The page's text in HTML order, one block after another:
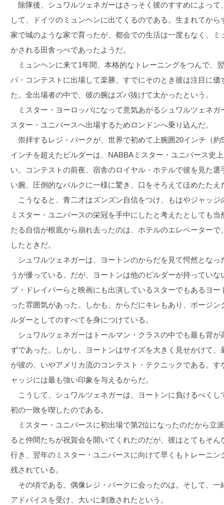
除隊後、シュワルツェネガーはさっそく彼のすすめによって
して、ドイツのミュンヘンに出てくるのである。生まれてか
家で城のような家で育ったが、都会での生活は一度もなく、
かされる田舎っぺであったようだ。
ミュンヘンに来て1年間、本格的なトレーニングをつんで、
パ・コンテストに出場して楽勝。すでにそのとき彼は注目に
た。全出場者の中で、彼の腕はズバ抜けて太かったという。
ミスター・ヨーロッパになって意気あがるシュワルツェネガ
スター・ユニバースへ出場するためロンドンへ乗り込んだ。
崇拝するレジ・パークが、世界で初めて上腕囲20インチ（約
インチを超えたビルダーは、NABBAミスター・ユニバース史
い。コンテストの前夜、宿舎のロイヤル・ホテルで彼を見た
い腕、圧倒的なバルクに一様に驚き、口をそろえてほめたたえ
こうなると、青二才はズンズン自信をつけ、もはやジャッジ
ミスター・ユニバースの栄冠を手中にしたと考えたとしても
たる自信が根底から崩れ去ったのは、ホテルのエレベーター
したときだ。
シュワルツェネガーは、ヨートンのからだを見て愕然となっ
うが優っている。だが、ヨートンは他のビルダーが持ってい
ブ・ドレイパーらと映画にも出演しているスターでもあるヨ
った雰囲気があった。しかも、からだにキレもあり、ポージ
ルダーとしてのすべてを身につけている。
シュワルツェネガーはトールマン・クラスの中でも最も背が
ずであった。しかし、ヨートンはサイズを大きく見せかけて
が彼の、いやアメリカ流のコンテスト・テクニックである。
ャッジには最も強い印象を与えるからだ。
こうして、シュワルツェネガーは、ヨートンに負けるべくし
初の一敗を喫したのである。
ミスター・ユニバースに初出場で第2位になったのだから立
ると仲間たちが祝賀会を開いてくれたのだが、彼はとてもそ
行き、翌年のミスター・ユニバースに向けて早くもトレーニ
残されている。
その頃である。偶像レジ・パークに会ったのは。そして、一
アドバイスを受け、大いに刺激されたという。